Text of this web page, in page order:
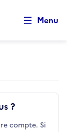
Menu
?
compte. Si